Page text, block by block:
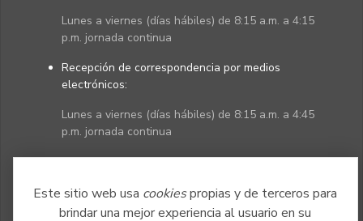
Este sitio web usa cookiespropias y de terceros para
brindar una mejor experiencia al usuario en su
Lunes a viernes (días hábiles) de 8:15 a.m. a 4:15
p.m. jornada continua
Recepción de correspondencia por medios
electrónicos:
Lunes a viernes (días hábiles) de 8:15 a.m. a 4:45
p.m. jornada continua